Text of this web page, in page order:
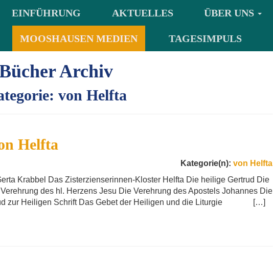
EINFÜHRUNG AKTUELLES ÜBER UNS
MOOSHAUSEN MEDIEN TAGESIMPULS
Archiv
von Helfta
Helfta
Kategorie(n): von Helfta
Krabbel Das Zisterzienserinnen-Kloster Helfta Die heilige Gertrud Die
des hl. Herzens Jesu Die Verehrung des Apostels Johannes Die
zur Heiligen Schrift Das Gebet der Heiligen und die Liturgie […]